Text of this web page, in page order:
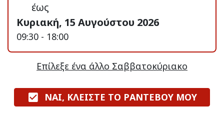
έως
Κυριακή, 15 Αυγούστου 2026
09:30 - 18:00
Επίλεξε ένα άλλο Σαββατοκύριακο
ΝΑΙ, ΚΛΕΙΣΤΕ ΤΟ ΡΑΝΤΕΒΟΥ ΜΟΥ